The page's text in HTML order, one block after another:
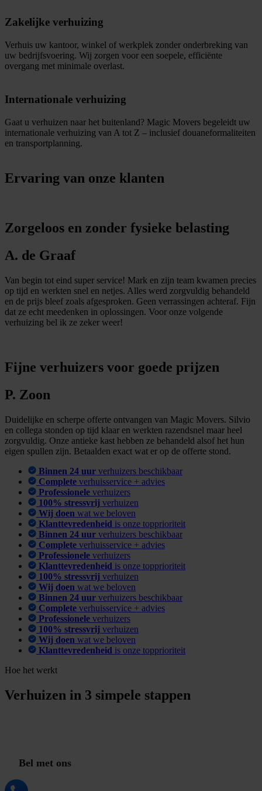
Zakelijke verhuizing
Verhuis uw kantoor, winkel of werkplek zonder onderbreking van
uw bedrijfsvoering. Wij zorgen voor een soepele, efficiënte
overgang met minimale overlast.
Internationale verhuizing
Gaat u verhuizen naar het buitenland? Magic Movers begeleidt uw
internationale verhuizing van A tot Z – inclusief douaneformaliteiten
en transportplanning.
Ervaring van onze klanten
Zorgeloos en zonder fysieke belasting
A. de Graaf
Van begin tot eind super service! Mark en zijn team kwamen precies
op tijd en werkten snel en netjes. Alles werd zorgvuldig behandeld
en de prijs bleef zoals afgesproken. Geen verrassingen achteraf. Fijn
dat ze echt meedenken in oplossingen. Voor onze volgende
verhuizing bel ik ze zeker weer!
Fijne verhuizers voor goede prijzen
P. Zoon
Duidelijke en scherpe offerte ontvangen van Magic Movers. Silvio
en collega stonden op tijd klaar en werkten razendsnel maar heel
zorgvuldig. Onze antieke kast hebben ze behandeld alsof het hun
eigen spullen zijn. Betaalden exact wat er op de offerte stond.
Binnen 24 uur verhuizers beschikbaar
Complete verhuisservice + advies
Professionele verhuizers
100% stressvrij verhuizen
Wij doen wat we beloven
Klanttevredenheid is onze topprioriteit
Binnen 24 uur verhuizers beschikbaar
Complete verhuisservice + advies
Professionele verhuizers
Klanttevredenheid is onze topprioriteit
100% stressvrij verhuizen
Wij doen wat we beloven
Binnen 24 uur verhuizers beschikbaar
Complete verhuisservice + advies
Professionele verhuizers
100% stressvrij verhuizen
Wij doen wat we beloven
Klanttevredenheid is onze topprioriteit
Hoe het werkt
Verhuizen in 3 simpele stappen
Bel met ons